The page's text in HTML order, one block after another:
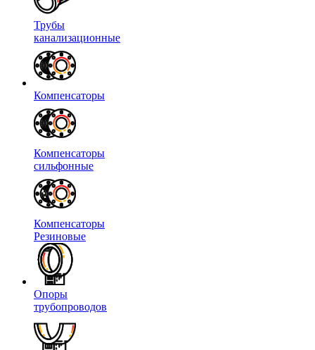
Трубы
канализационные
Компенсаторы
Компенсаторы
сильфонные
Компенсаторы
Резиновые
Опоры
трубопроводов